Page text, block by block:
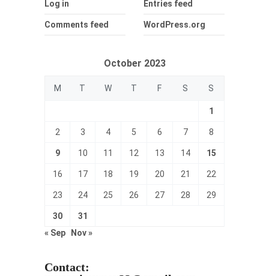
Log in Entries feed
Comments feed WordPress.org
October 2023
M T W T F S S
1
2 3 4 5 6 7 8
9 10 11 12 13 14 15
16 17 18 19 20 21 22
23 24 25 26 27 28 29
30
31
« Sep
Nov »
Contact: